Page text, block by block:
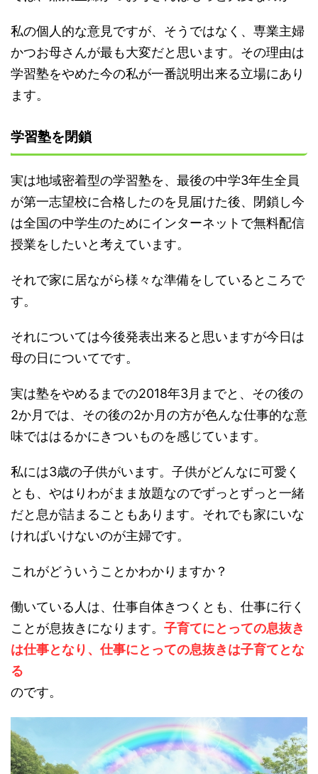
私の個人的な意見ですが、そうではなく、専業主婦
かつお母さんが最も大変だと思います。その理由は
学習塾をやめた今の私が一番説明出来る立場にあり
ます。
学習塾を閉鎖
実は地域密着型の学習塾を、最後の中学3年生全員
が第一志望校に合格したのを見届けた後、閉鎖し今
は全国の中学生のためにインターネットで無料配信
授業をしたいと考えています。
それで家に居ながら様々な準備をしているところで
す。
それについては今後発表出来ると思いますが今日は
母の日についてです。
実は塾をやめるまでの2018年3月までと、その後の
2か月では、その後の2か月の方が色んな仕事的な意
味でははるかにきついものを感じています。
私には3歳の子供がいます。子供がどんなに可愛く
とも、やはりわがまま放題なのでずっとずっと一緒
だと息が詰まることもあります。それでも家にいな
ければいけないのが主婦です。
これがどういうことかわかりますか？
働いている人は、仕事自体きつくとも、仕事に行く
ことが息抜きになります。 子育てにとっての息抜き
は仕事となり、仕事にとっての息抜きは子育てとな
る
のです。